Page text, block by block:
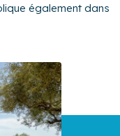
également dans